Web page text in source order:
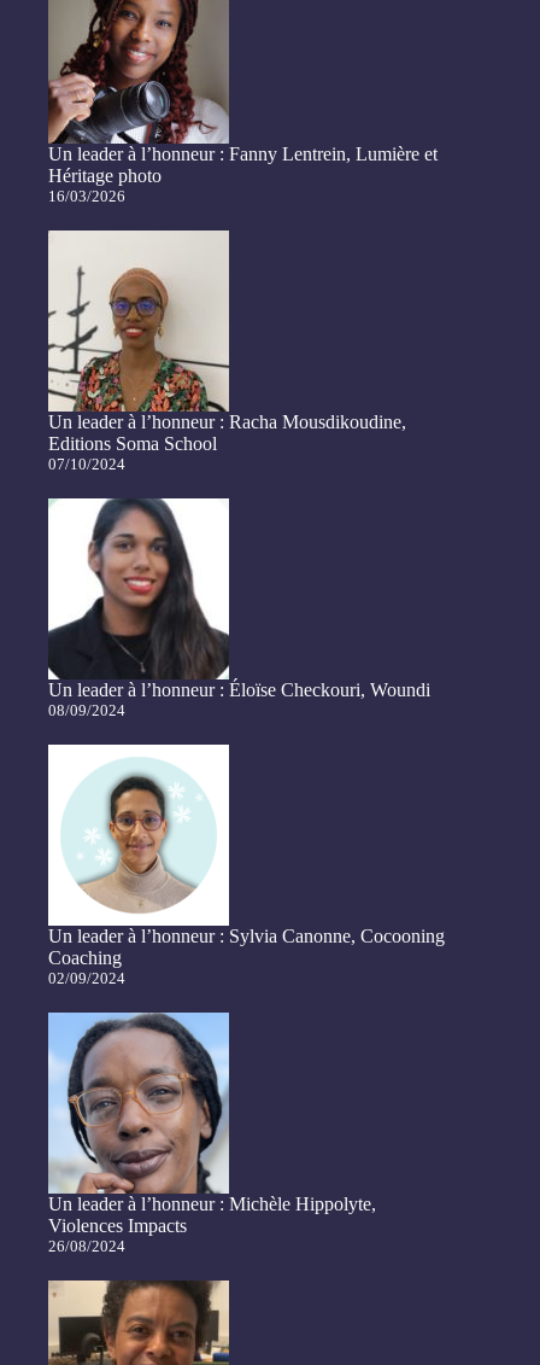
Un leader à l’honneur : Fanny Lentrein, Lumière et
Héritage photo
16/03/2026
Un leader à l’honneur : Racha Mousdikoudine,
Editions Soma School
07/10/2024
Un leader à l’honneur : Éloïse Checkouri, Woundi
08/09/2024
Un leader à l’honneur : Sylvia Canonne, Cocooning
Coaching
02/09/2024
Un leader à l’honneur : Michèle Hippolyte,
Violences Impacts
26/08/2024